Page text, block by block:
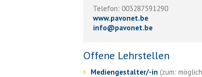
Telefon: 003287591290
www.pavonet.be
info@pavonet.be
Offene Lehrstellen
Mediengestalter/-in (zum: